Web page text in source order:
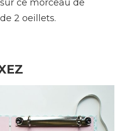
ce morceau de
2 oeillets.